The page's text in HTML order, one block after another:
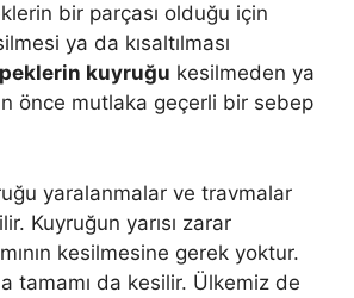
bir parçası olduğu için
ya da kısaltılması
kuyruğu kesilmeden ya
önce mutlaka geçerli bir sebep
yaralanmalar ve travmalar
Kuyruğun yarısı zarar
kesilmesine gerek yoktur.
tamamı da kesilir. Ülkemiz de